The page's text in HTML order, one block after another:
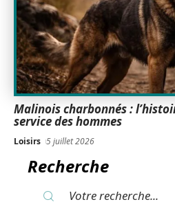
Malinois charbonnés :
service des hommes
Loisirs 5 juillet 2026
Recherche